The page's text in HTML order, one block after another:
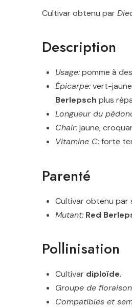
Cultivar obtenu par
Description
Usage:pomme à
Épicarpe:vert-jaune
Berlepsch plus
Longueur du
Chair:jaune,
Vitamine C:forte
Parenté
Cultivar obtenu par
Mutant: Red
Pollinisation
Cultivar diploïde.
Groupe de
Compatibles et